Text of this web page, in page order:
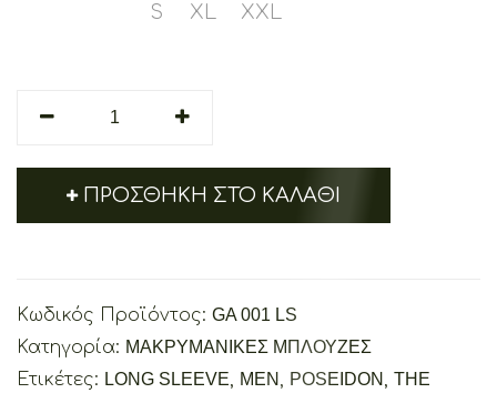
S
XL XXL
Avenger
ΠΡΟΣΘΉΚΗ ΣΤΟ ΚΑΛΆΘΙ
Κωδικός Προϊόντος: GA 001 LS
Κατηγορία: ΜΑΚΡΥΜΑΝΙΚΕΣ ΜΠΛΟΥΖΕΣ
Ετικέτες: LONG SLEEVE, MEN , POSEIDON , THE